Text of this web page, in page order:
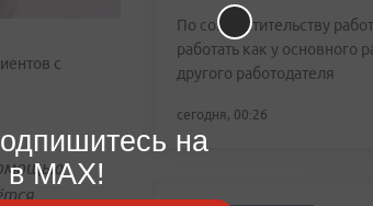
с
По совместительству
работать как у основного
другого работодателя
сегодня, 00:26
на
MAX!